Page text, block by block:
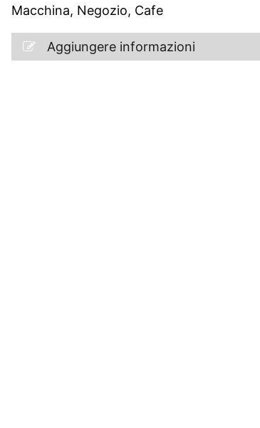
Macchina, Negozio, Cafe
Aggiungere informazioni